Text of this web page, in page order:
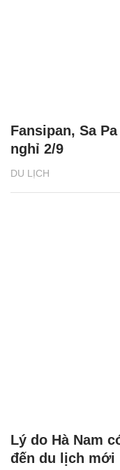
DU LỊCH
Fansipan, Sa
nghỉ 2/9
Lý do Hà Nam
đến du lịch mới